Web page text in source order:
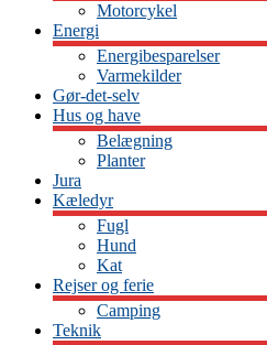
Motorcykel
Energi
Energibesparelser
Varmekilder
Gør-det-selv
Hus og have
Belægning
Planter
Jura
Kæledyr
Fugl
Hund
Kat
Rejser og ferie
Camping
Teknik